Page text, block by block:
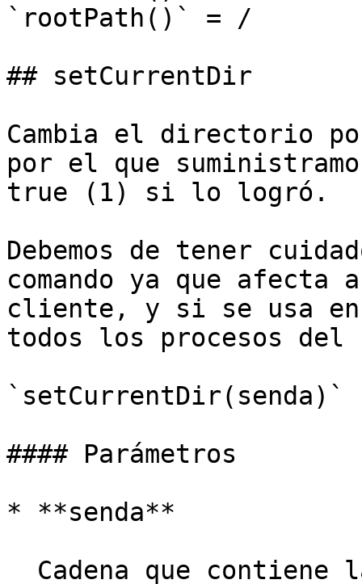
`rootPath()` = /
## setCurrentDir
Cambia el directorio
por el que
true (1) si lo logró.
Debemos de tener
comando ya que
cliente, y si se usa
todos los procesos
`setCurrentDir(senda)`
#### Parámetros
* **senda**